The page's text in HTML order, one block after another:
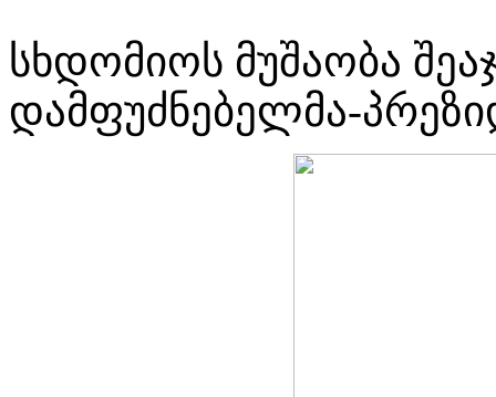
სხდომიოს მუშაობა
დამფუძნებელმა-